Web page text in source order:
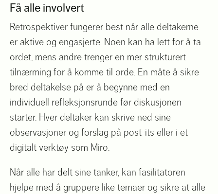
Få alle involvert
Retrospektiver fungerer best når alle deltakerne
er aktive og engasjerte. Noen kan ha lett for å ta
ordet, mens andre trenger en mer strukturert
tilnærming for å komme til orde. En måte å sikre
bred deltakelse på er å begynne med en
individuell refleksjonsrunde før diskusjonen
starter. Hver deltaker kan skrive ned sine
observasjoner og forslag på post-its eller i et
digitalt verktøy som Miro.
Når alle har delt sine tanker, kan fasilitatoren
hjelpe med å gruppere like temaer og sikre at alle